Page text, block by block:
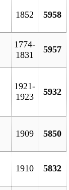
1852 5958
1774-
1831
5957
1921-
1923
5932
1909 5850
1910 5832